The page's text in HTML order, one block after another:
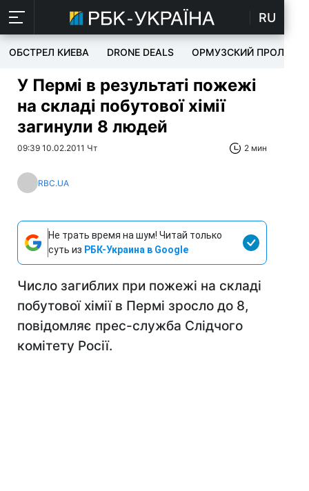
RU
ОБСТРЕЛ КИЕВА DRONE DEALS ОРМУЗСКИЙ ПРОЛИВ
У Пермі в результаті пожежі
на складі побутової хімії
загинули 8 людей
09:39 10.02.2011 Чт 2 мин
RBC.UA
Не трать время на шум! Читай только
суть из РБК-Украина в Google
Число загиблих при пожежі на складі
побутової хімії в Пермі зросло до 8,
повідомляє прес-служба Слідчого
комітету Росії.